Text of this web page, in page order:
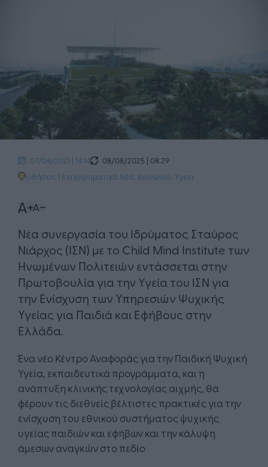
07/04/2021 | 14:14
08/08/2025 | 08:29
Ειδήσεις | Επιχειρηματικά Νέα Κοινωνία Υγεία
Νέα συνεργασία του Ιδρύματος Σταύρος
Νιάρχος (ΙΣΝ) με το Child Mind Institute των
Ηνωμένων Πολιτειών εντάσσεται στην
Πρωτοβουλία για την Υγεία του ΙΣΝ για
την Ενίσχυση των Υπηρεσιών Ψυχικής
Υγείας για Παιδιά και Εφήβους στην
Ελλάδα.
Ένα νέο Κέντρο Αναφοράς για την Παιδική Ψυχική
Υγεία, εκπαιδευτικά προγράμματα, και η
ανάπτυξη κλινικής τεχνολογίας αιχμής, θα
φέρουν τις διεθνείς βέλτιστες πρακτικές για την
ενίσχυση του εθνικού συστήματος ψυχικής
υγείας παιδιών και εφήβων και την κάλυψη
άμεσων αναγκών στο πεδίο